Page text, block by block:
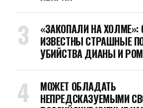
«ЗАКОПАЛИ НА ХОЛМЕ»:
ИЗВЕСТНЫ СТРАШНЫЕ
УБИЙСТВА ДИАНЫ И
МОЖЕТ ОБЛАДАТЬ
НЕПРЕДСКАЗУЕМЫМИ